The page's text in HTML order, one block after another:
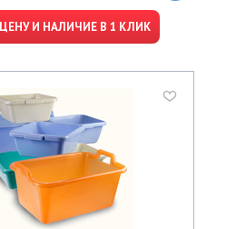
И НАЛИЧИЕ В 1 КЛИК